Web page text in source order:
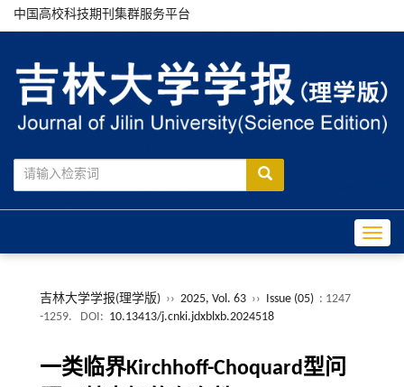
中国高校科技期刊集群服务平台
吉林大学学报(理学版) ›› 2025, Vol. 63 ›› Issue (05) : 1247
-1259.
DOI: 10.13413/j.cnki.jdxblxb.2024518
一类临界Kirchhoff-Choquard型问